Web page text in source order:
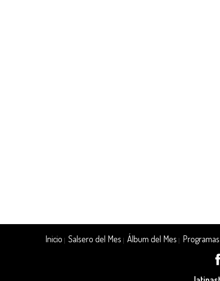
Inicio |Salsero del Mes |Álbum del Mes Programas